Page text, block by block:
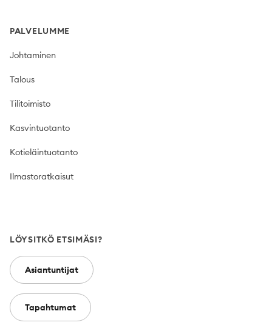
PALVELUMME
Johtaminen
Talous
Tilitoimisto
Kasvintuotanto
Kotieläintuotanto
Ilmastoratkaisut
LÖYSITKÖ ETSIMÄSI?
Asiantuntijat
Tapahtumat